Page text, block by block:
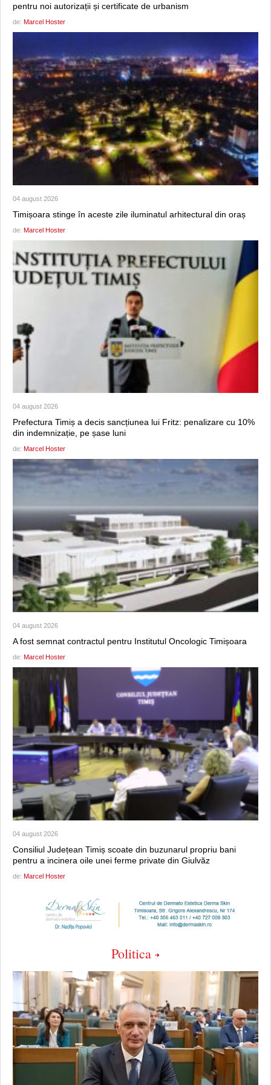
pentru noi autorizații și certificate de urbanism
de: Marcel Hoster
04 august 2026
Timișoara stinge în aceste zile iluminatul arhitectural din oraș
de: Marcel Hoster
04 august 2026
Prefectura Timiș a decis sancțiunea lui Fritz: penalizare cu 10%
din indemnizație, pe șase luni
de: Marcel Hoster
04 august 2026
A fost semnat contractul pentru Institutul Oncologic Timișoara
de: Marcel Hoster
04 august 2026
Consiliul Județean Timiș scoate din buzunarul propriu bani
pentru a incinera oile unei ferme private din Giulvăz
de: Marcel Hoster
Politica